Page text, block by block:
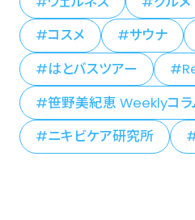
コスメ
サウナ
はとバスツアー
笹野美紀恵 Weeklyコラ
ニキビケア研究所